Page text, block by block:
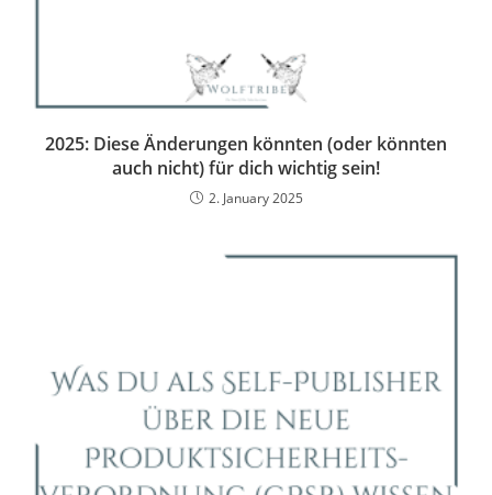
2025: Diese Änderungen könnten (oder könnten
auch nicht) für dich wichtig sein!
2. January 2025